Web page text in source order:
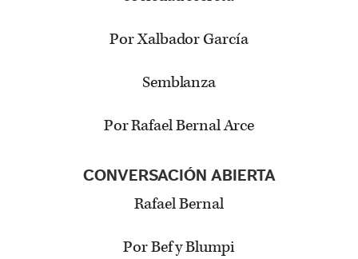
Por Xalbador García
Semblanza
Por Rafael Bernal Arce
CONVERSACIÓN ABIERTA
Rafael Bernal
Por Bef y Blumpi